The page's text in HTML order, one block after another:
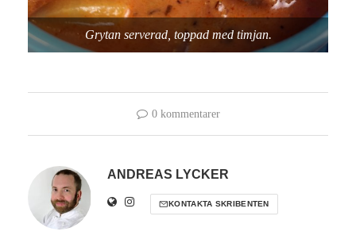
Grytan serverad, toppad med timjan.
0 kommentarer
ANDREAS LYCKER
KONTAKTA SKRIBENTEN